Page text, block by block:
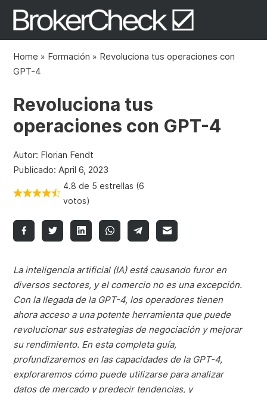
Home » Formación » Revoluciona tus operaciones con
GPT-4
Revoluciona tus
operaciones con GPT-4
Autor: Florian Fendt
Publicado: April 6, 2023
4.8 de 5 estrellas (6
votos)
La inteligencia artificial (IA) está causando furor en
diversos sectores, y el comercio no es una excepción.
Con la llegada de la GPT-4, los operadores tienen
ahora acceso a una potente herramienta que puede
revolucionar sus estrategias de negociación y mejorar
su rendimiento. En esta completa guía,
profundizaremos en las capacidades de la GPT-4,
exploraremos cómo puede utilizarse para analizar
datos de mercado y predecir tendencias, y